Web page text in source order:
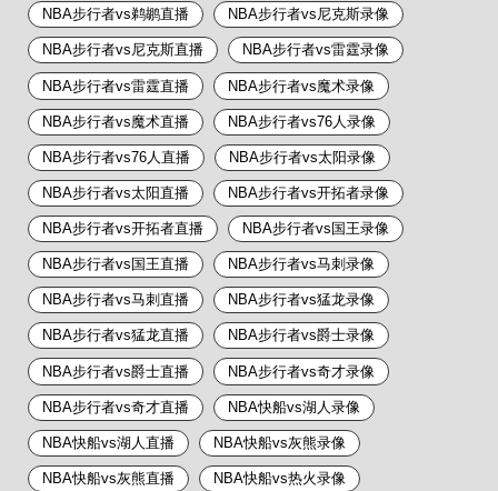
NBA步行者vs鹈鹕直播 NBA步行者vs尼克斯录像
NBA步行者vs尼克斯直播 NBA步行者vs雷霆录像
NBA步行者vs雷霆直播 NBA步行者vs魔术录像
NBA步行者vs魔术直播 NBA步行者vs76人录像
NBA步行者vs76人直播 NBA步行者vs太阳录像
NBA步行者vs太阳直播 NBA步行者vs开拓者录像
NBA步行者vs开拓者直播 NBA步行者vs国王录像
NBA步行者vs国王直播 NBA步行者vs马刺录像
NBA步行者vs马刺直播 NBA步行者vs猛龙录像
NBA步行者vs猛龙直播 NBA步行者vs爵士录像
NBA步行者vs爵士直播 NBA步行者vs奇才录像
NBA步行者vs奇才直播 NBA快船vs湖人录像
NBA快船vs湖人直播 NBA快船vs灰熊录像
NBA快船vs灰熊直播 NBA快船vs热火录像